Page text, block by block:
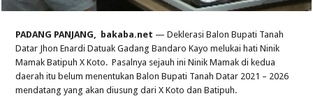
PADANG PANJANG, bakaba.net — Deklerasi Balon Bupati Tanah
Datar Jhon Enardi Datuak Gadang Bandaro Kayo melukai hati Ninik
Mamak Batipuh X Koto. Pasalnya sejauh ini Ninik Mamak di kedua
daerah itu belum menentukan Balon Bupati Tanah Datar 2021 – 2026
mendatang yang akan diusung dari X Koto dan Batipuh.